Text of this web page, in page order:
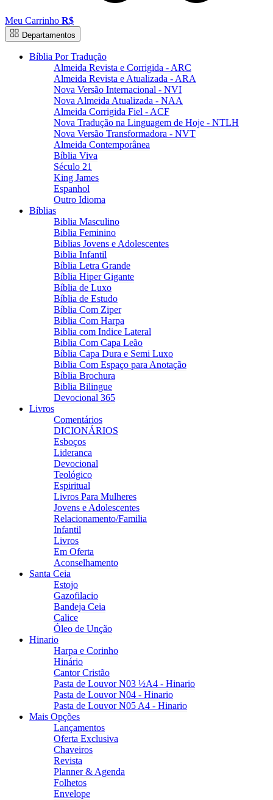
Meu Carrinho R$
Departamentos
Bíblia Por Tradução
Almeida Revista e Corrigida - ARC
Almeida Revista e Atualizada - ARA
Nova Versão Internacional - NVI
Nova Almeida Atualizada - NAA
Almeida Corrigida Fiel - ACF
Nova Tradução na Linguagem de Hoje - NTLH
Nova Versão Transformadora - NVT
Almeida Contemporânea
Bíblia Viva
Século 21
King James
Espanhol
Outro Idioma
Bíblias
Biblia Masculino
Biblia Feminino
Biblias Jovens e Adolescentes
Biblia Infantil
Bíblia Letra Grande
Bíblia Hiper Gigante
Bíblia de Luxo
Bíblia de Estudo
Bíblia Com Ziper
Biblia Com Harpa
Biblia com Indice Lateral
Biblia Com Capa Leão
Bíblia Capa Dura e Semi Luxo
Biblia Com Espaço para Anotação
Bíblia Brochura
Biblia Bilingue
Devocional 365
Livros
Comentários
DICIONÁRIOS
Esboços
Lideranca
Devocional
Teológico
Espiritual
Livros Para Mulheres
Jovens e Adolescentes
Relacionamento/Familia
Infantil
Livros
Em Oferta
Aconselhamento
Santa Ceia
Estojo
Gazofilacio
Bandeja Ceia
Calice
Óleo de Unção
Hinario
Harpa e Corinho
Hinário
Cantor Cristão
Pasta de Louvor N03 ½A4 - Hinario
Pasta de Louvor N04 - Hinario
Pasta de Louvor N05 A4 - Hinario
Mais Opções
Lançamentos
Oferta Exclusiva
Chaveiros
Revista
Planner & Agenda
Folhetos
Envelope